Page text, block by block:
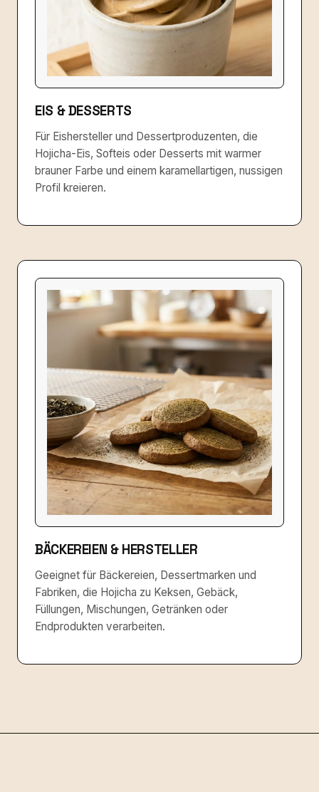
EIS & DESSERTS
Für Eishersteller und Dessertproduzenten, die
Hojicha-Eis, Softeis oder Desserts mit warmer
brauner Farbe und einem karamellartigen, nussigen
Profil kreieren.
BÄCKEREIEN & HERSTELLER
Geeignet für Bäckereien, Dessertmarken und
Fabriken, die Hojicha zu Keksen, Gebäck,
Füllungen, Mischungen, Getränken oder
Endprodukten verarbeiten.